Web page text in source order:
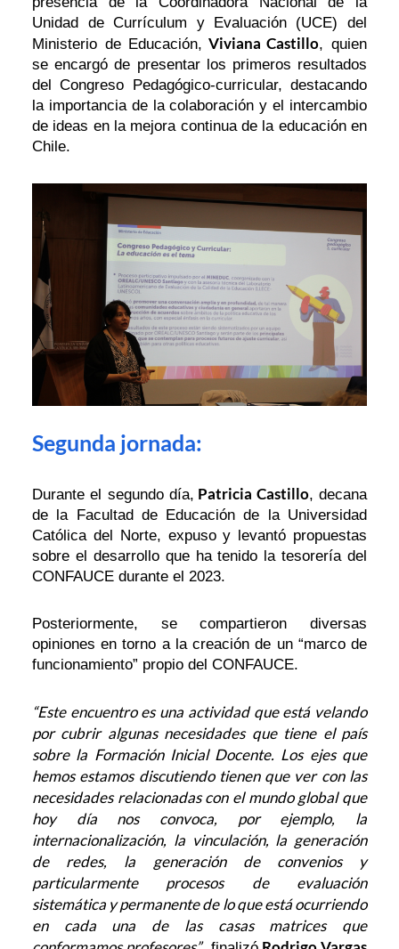
Unidad de Currículum y Evaluación (UCE) del
Ministerio de Educación, Viviana Castillo, quien
se encargó de presentar los primeros resultados
del Congreso Pedagógico-curricular, destacando
la importancia de la colaboración y el intercambio
de ideas en la mejora continua de la educación en
Chile.
Segunda jornada:
Durante el segundo día, Patricia Castillo, decana
de la Facultad de Educación de la Universidad
Católica del Norte, expuso y levantó propuestas
sobre el desarrollo que ha tenido la tesorería del
CONFAUCE durante el 2023.
Posteriormente, se compartieron diversas
opiniones en torno a la creación de un “marco de
funcionamiento” propio del CONFAUCE.
“Este encuentro es una actividad que está velando
por cubrir algunas necesidades que tiene el país
sobre la Formación Inicial Docente. Los ejes que
hemos estamos discutiendo tienen que ver con las
necesidades relacionadas con el mundo global que
hoy día nos convoca, por ejemplo, la
internacionalización, la vinculación, la generación
de redes, la generación de convenios y
particularmente procesos de evaluación
sistemática y permanente de lo que está ocurriendo
en cada una de las casas matrices que